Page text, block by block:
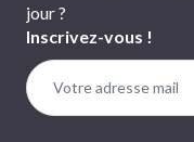
jour ?
Inscrivez-vous !